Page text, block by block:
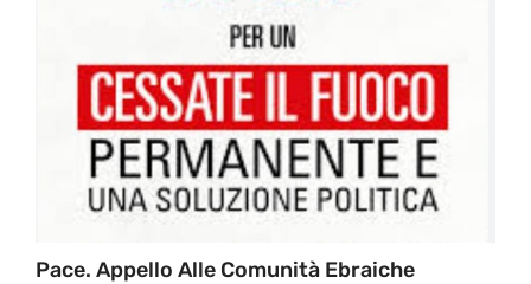
Pace. Appello Alle Comunità Ebraiche